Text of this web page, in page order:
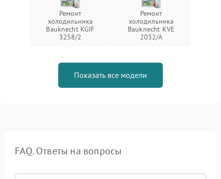
Ремонт
холодильника
Bauknecht KGIF
3258/2
Ремонт
холодильника
Bauknecht KVE
2032/A
Показать все модели
FAQ. Ответы на вопросы